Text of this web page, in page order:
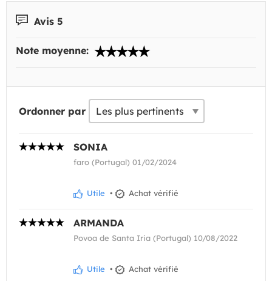
Avis 5
Note moyenne:
Ordonner par
SONIA
faro (Portugal) 01/02/2024
Utile • Achat vérifié
ARMANDA
Povoa de Santa Iria (Portugal) 10/08/2022
Utile • Achat vérifié